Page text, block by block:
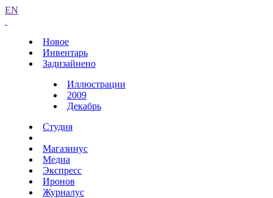
EN
Новое
Инвентарь
Задизайнено
Иллюстрации
2009
Декабрь
Студия
Магазинус
Медиа
Экспресс
Иронов
Журналус